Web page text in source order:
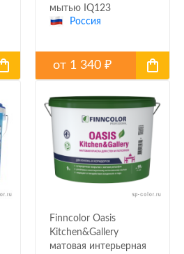
мытью IQ123
Россия
от 1 340₽
Finncolor Oasis
Kitchen&Gallery
матовая интерьерная